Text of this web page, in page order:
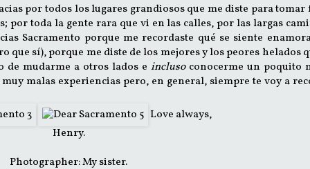
por todos los lugares grandiosos que me diste para tomar
por toda la gente rara que vi en las calles, por las largas
Sacramento porque me recordaste qué se siente
que sí), porque me diste de los mejores y los peores helados
de mudarme a otros lados e inclusoconocerme un poquito
malas experiencias pero, en general, siempre te voy a
Love always,
Henry.
Photographer: My sister.